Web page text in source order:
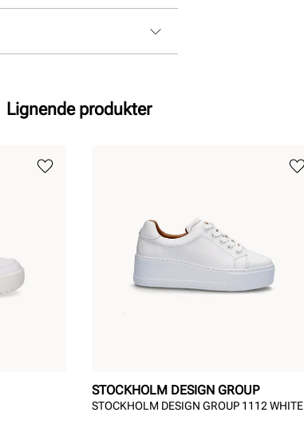
Lignende produkter
STOCKHOLM DESIGN GROUP
STOCKHOLM DESIGN GROUP 1112 WHITE